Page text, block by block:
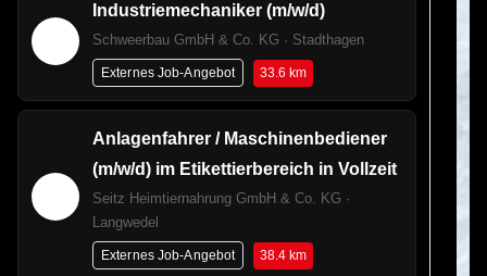
Industriemechaniker (m/w/d)
Schweerbau GmbH & Co. KG · Stadthagen
Externes Job-Angebot 33.6 km
Anlagenfahrer / Maschinenbediener
(m/w/d) im Etikettierbereich in Vollzeit
Seitz Heimtiernahrung GmbH & Co. KG ·
Langwedel
Externes Job-Angebot 38.4 km